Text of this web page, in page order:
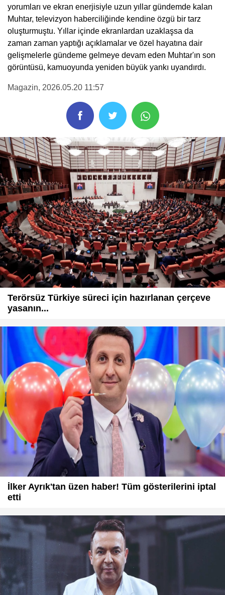
yorumları ve ekran enerjisiyle uzun yıllar gündemde kalan
Muhtar, televizyon haberciliğinde kendine özgü bir tarz
oluşturmuştu. Yıllar içinde ekranlardan uzaklaşsa da
zaman zaman yaptığı açıklamalar ve özel hayatına dair
gelişmelerle gündeme gelmeye devam eden Muhtar'ın son
görüntüsü, kamuoyunda yeniden büyük yankı uyandırdı.
Magazin, 2026.05.20 11:57
Terörsüz Türkiye süreci için hazırlanan çerçeve
yasanın...
İlker Ayrık'tan üzen haber! Tüm gösterilerini iptal
etti